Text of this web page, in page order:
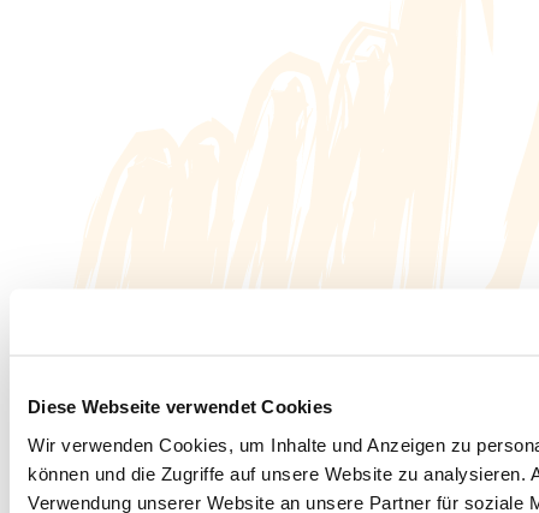
Diese Webseite verwendet Cookies
Wir verwenden Cookies, um Inhalte und Anzeigen zu
können und die Zugriffe auf unsere Website zu analysieren.
Verwendung unserer Website an unsere Partner für soziale